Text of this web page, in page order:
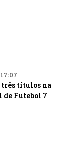
títulos na
de Futebol 7